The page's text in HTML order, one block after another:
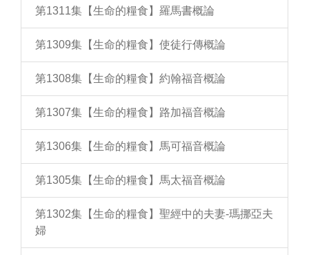
第1311集【生命的糧食】羅馬書概論
第1309集【生命的糧食】使徒行傳概論
第1308集【生命的糧食】約翰福音概論
第1307集【生命的糧食】路加福音概論
第1306集【生命的糧食】馬可福音概論
第1305集【生命的糧食】馬太福音概論
第1302集【生命的糧食】聖經中的夫妻-瑪挪亞夫
婦